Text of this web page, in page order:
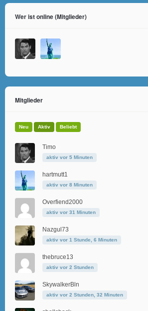
Wer ist online (Mitglieder)
Mitglieder
Neu Aktiv Beliebt
Timo
aktiv vor 5 Minuten
hartmutt1
aktiv vor 8 Minuten
Overfiend2000
aktiv vor 31 Minuten
Nazgul73
aktiv vor 1 Stunde, 6 Minuten
thebruce13
aktiv vor 2 Stunden
SkywalkerBln
aktiv vor 2 Stunden, 32 Minuten